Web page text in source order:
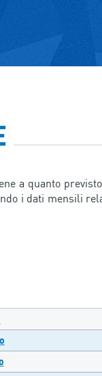
a quanto
i dati mensili